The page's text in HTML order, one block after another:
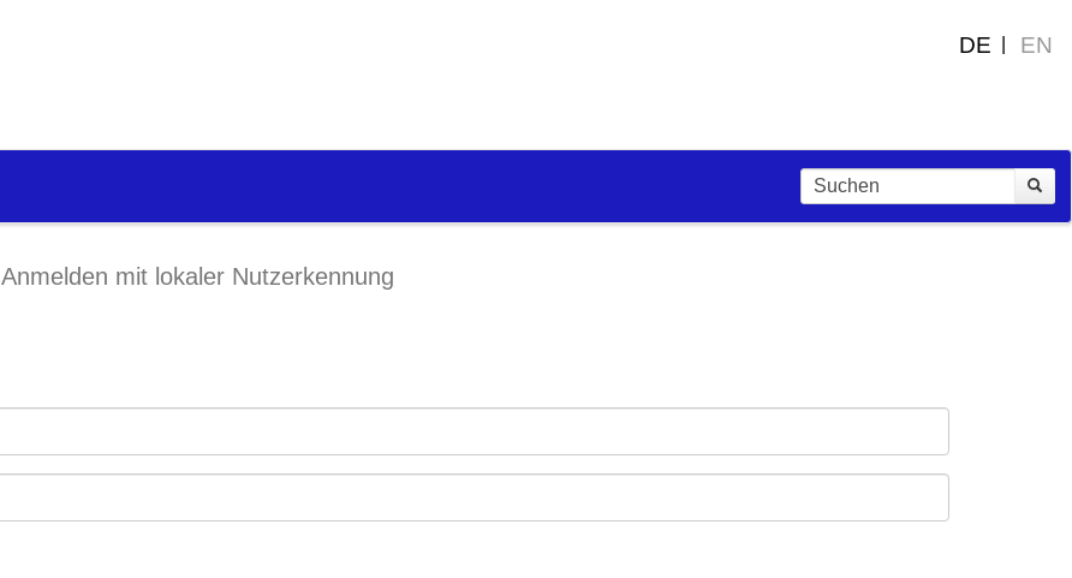
DE EN
Anmelden mit lokaler Nutzerkennung